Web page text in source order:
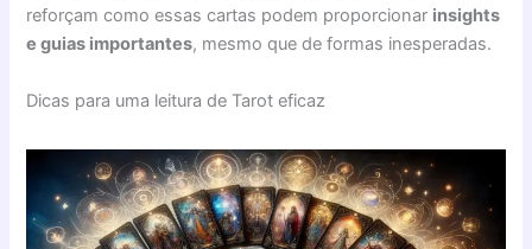
reforçam como essas cartas podem proporcionar insights
e guias importantes, mesmo que de formas inesperadas.
Dicas para uma leitura de Tarot eficaz